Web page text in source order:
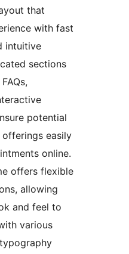
that
with fast
intuitive
sections
potential
easily
online.
offers flexible
allowing
and feel to
various